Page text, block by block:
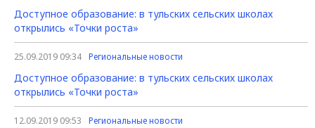
Доступное образование: в тульских сельских школах
открылись «Точки роста»
25.09.2019 09:34 Региональные новости
Доступное образование: в тульских сельских школах
открылись «Точки роста»
12.09.2019 09:53 Региональные новости